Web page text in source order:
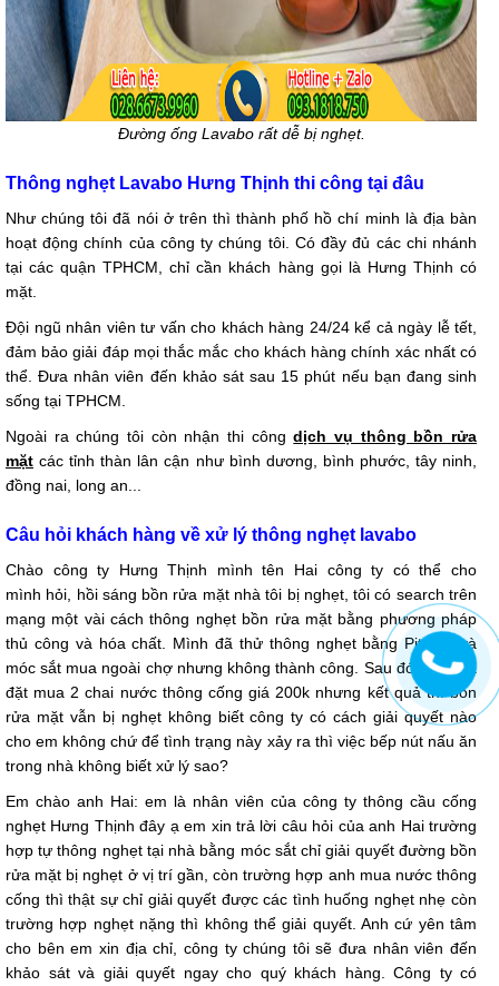
Đường ống Lavabo rất dễ bị nghẹt.
Thông nghẹt Lavabo Hưng Thịnh thi công tại đâu
Như chúng tôi đã nói ở trên thì thành phố hồ chí minh là địa bàn
hoạt động chính của công ty chúng tôi. Có đầy đủ các chi nhánh
tại các quận TPHCM, chỉ cần khách hàng gọi là Hưng Thịnh có
mặt.
Đội ngũ nhân viên tư vấn cho khách hàng 24/24 kể cả ngày lễ tết,
đảm bảo giải đáp mọi thắc mắc cho khách hàng chính xác nhất có
thể. Đưa nhân viên đến khảo sát sau 15 phút nếu bạn đang sinh
sống tại TPHCM.
Ngoài ra chúng tôi còn nhận thi côngdịch vụ thông bồn rửa
mặt các tỉnh thàn lân cận như bình dương, bình phước, tây ninh,
đồng nai, long an...
Câu hỏi khách hàng về xử lý thông nghẹt lavabo
Chào công ty Hưng Thịnh mình tên Hai công ty có thể cho
mình hỏi, hồi sáng bồn rửa mặt nhà tôi bị nghẹt, tôi có search trên
mạng một vài cách thông nghẹt bồn rửa mặt bằng phương pháp
thủ công và hóa chất. Mình đã thử thông nghẹt bằng Pittong và
móc sắt mua ngoài chợ nhưng không thành công. Sau đó mình đã
đặt mua 2 chai nước thông cống giá 200k nhưng kết quả thì bồn
rửa mặt vẫn bị nghẹt không biết công ty có cách giải quyết nào
cho em không chứ để tình trạng này xảy ra thì việc bếp nút nấu ăn
trong nhà không biết xử lý sao?
Em chào anh Hai: em là nhân viên của công ty thông cầu cống
nghẹt Hưng Thịnh đây ạ em xin trả lời câu hỏi của anh Hai trường
hợp tự thông nghẹt tại nhà bằng móc sắt chỉ giải quyết đường bồn
rửa mặt bị nghẹt ở vị trí gần, còn trường hợp anh mua nước thông
cống thì thật sự chỉ giải quyết được các tình huống nghẹt nhẹ còn
trường hợp nghẹt nặng thì không thể giải quyết. Anh cứ yên tâm
cho bên em xin địa chỉ, công ty chúng tôi sẽ đưa nhân viên đến
khảo sát và giải quyết ngay cho quý khách hàng. Công ty có